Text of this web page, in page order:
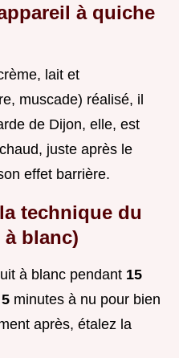
à quiche
lait et
muscade) réalisé, il
de Dijon, elle, est
juste après le
effet barrière.
technique du
blanc)
à blanc pendant 15
5 minutes à nu pour bien
après, étalez la